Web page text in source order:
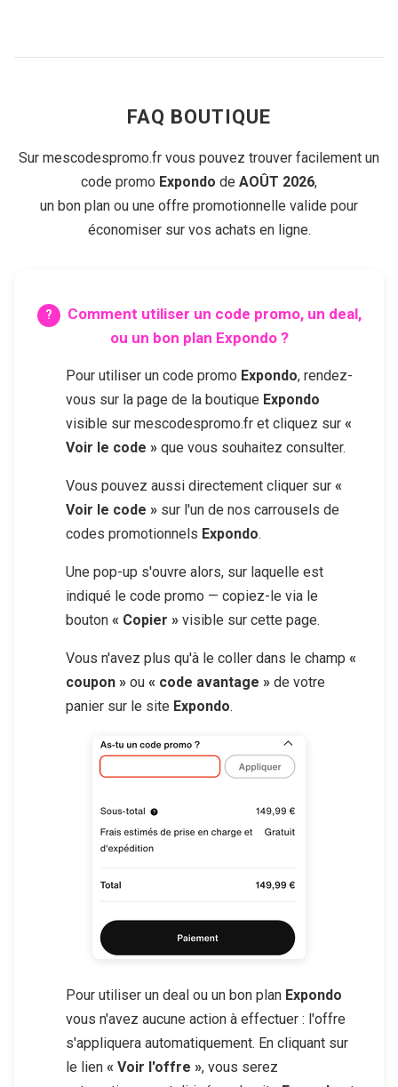
FAQ BOUTIQUE
Sur mescodespromo.fr vous pouvez trouver facilement un
code promo Expondo de AOÛT 2026,
un bon plan ou une offre promotionnelle valide pour
économiser sur vos achats en ligne.
Comment utiliser un code promo, un deal,
ou un bon plan Expondo?
Pour utiliser un code promo Expondo, rendez-
vous sur la page de la boutique Expondo
visible sur mescodespromo.fr et cliquez sur «
Voir le code » que vous souhaitez consulter.
Vous pouvez aussi directement cliquer sur «
Voir le code » sur l'un de nos carrousels de
codes promotionnels Expondo.
Une pop-up s'ouvre alors, sur laquelle est
indiqué le code promo — copiez-le via le
bouton « Copier » visible sur cette page.
Vous n'avez plus qu'à le coller dans le champ «
coupon » ou « code avantage » de votre
panier sur le site Expondo.
Pour utiliser un deal ou un bon plan Expondo
vous n'avez aucune action à effectuer : l'offre
s'appliquera automatiquement. En cliquant sur
le lien « Voir l'offre », vous serez